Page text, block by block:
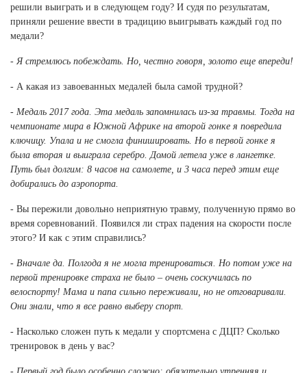
решили выиграть и в следующем году? И судя по результатам,
приняли решение ввести в традицию выигрывать каждый год по
медали?
- Я стремлюсь побеждать. Но, честно говоря, золото еще впереди!
- А какая из завоеванных медалей была самой трудной?
- Медаль 2017 года. Эта медаль запомнилась из-за травмы. Тогда на
чемпионате мира в Южной Африке на второй гонке я повредила
ключицу. Упала и не смогла финишировать. Но в первой гонке я
была вторая и выиграла серебро. Домой летела уже в лангетке.
Путь был долгим: 8 часов на самолете, и 3 часа перед этим еще
добирались до аэропорта.
- Вы пережили довольно неприятную травму, полученную прямо во
время соревнований. Появился ли страх падения на скорости после
этого? И как с этим справились?
- Вначале да. Полгода я не могла тренироваться. Но потом уже на
первой тренировке страха не было – очень соскучилась по
велоспорту! Мама и папа сильно переживали, но не отговаривали.
Они знали, что я все равно выберу спорт.
- Насколько сложен путь к медали у спортсмена с ДЦП? Сколько
тренировок в день у вас?